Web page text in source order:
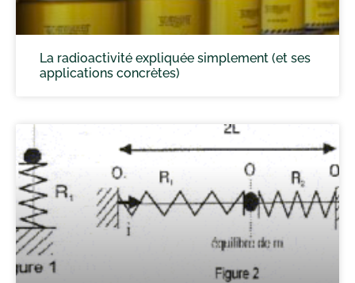
La radioactivité expliquée simplement (et ses
applications concrètes)